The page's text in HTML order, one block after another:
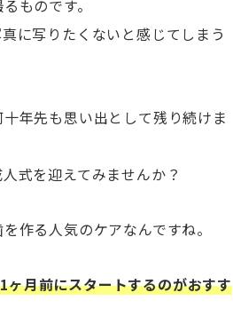
ものです。
に写りたくないと感じてしまう
年先も思い出として残り続けま
式を迎えてみませんか？
作る人気のケアなんですね。
月前にスタートするのがおすす